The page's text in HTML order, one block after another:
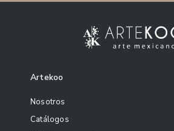
Artekoo
Nosotros
Catálogos